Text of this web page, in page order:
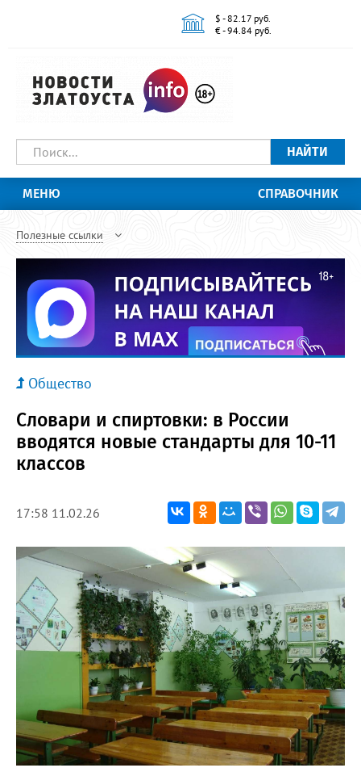
$ - 82.17 руб.
€ - 94.84 руб.
НАЙТИ
МЕНЮ СПРАВОЧНИК
Полезные ссылки
Общество
Словари и спиртовки: в России
вводятся новые стандарты для 10-11
классов
17:58 11.02.26